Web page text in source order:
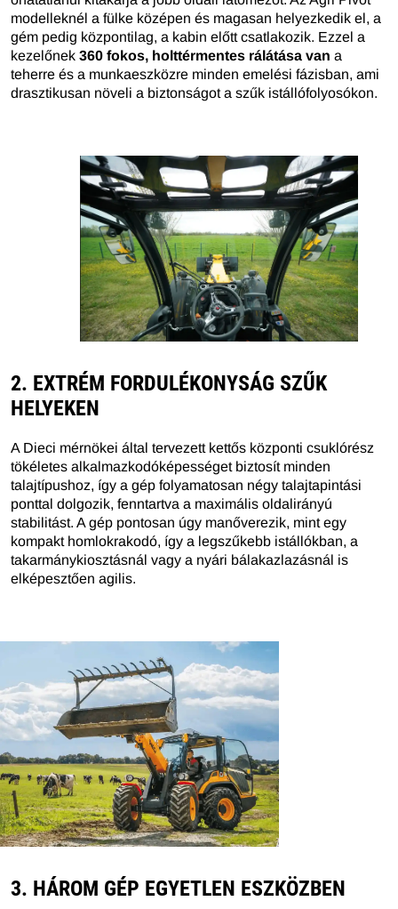
modelleknél a fülke középen és magasan helyezkedik el, a
gém pedig központilag, a kabin előtt csatlakozik. Ezzel a
kezelőnek 360 fokos, holttérmentes rálátása van a
teherre és a munkaeszközre minden emelési fázisban, ami
drasztikusan növeli a biztonságot a szűk istállófolyosókon.
2. EXTRÉM FORDULÉKONYSÁG SZŰK
HELYEKEN
A Dieci mérnökei által tervezett kettős központi csuklórész
tökéletes alkalmazkodóképességet biztosít minden
talajtípushoz, így a gép folyamatosan négy talajtapintási
ponttal dolgozik, fenntartva a maximális oldalirányú
stabilitást. A gép pontosan úgy manőverezik, mint egy
kompakt homlokrakodó, így a legszűkebb istállókban, a
takarmánykiosztásnál vagy a nyári bálakazlazásnál is
elképesztően agilis.
3. HÁROM GÉP EGYETLEN ESZKÖZBEN